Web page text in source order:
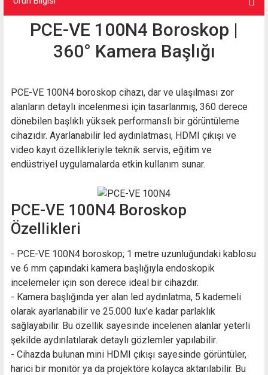
PCE-VE 100N4 Boroskop |
360° Kamera Başlığı
PCE-VE 100N4 boroskop cihazı, dar ve ulaşılması zor
alanların detaylı incelenmesi için tasarlanmış, 360 derece
dönebilen başlıklı yüksek performanslı bir görüntüleme
cihazıdır. Ayarlanabilir led aydınlatması, HDMI çıkışı ve
video kayıt özellikleriyle teknik servis, eğitim ve
endüstriyel uygulamalarda etkin kullanım sunar.
PCE-VE 100N4 Boroskop
Özellikleri
- PCE-VE 100N4 boroskop; 1 metre uzunluğundaki kablosu
ve 6 mm çapındaki kamera başlığıyla endoskopik
incelemeler için son derece ideal bir cihazdır.
- Kamera başlığında yer alan led aydınlatma, 5 kademeli
olarak ayarlanabilir ve 25.000 lux'e kadar parlaklık
sağlayabilir. Bu özellik sayesinde incelenen alanlar yeterli
şekilde aydınlatılarak detaylı gözlemler yapılabilir.
- Cihazda bulunan mini HDMI çıkışı sayesinde görüntüler,
harici bir monitör ya da projektöre kolayca aktarılabilir. Bu